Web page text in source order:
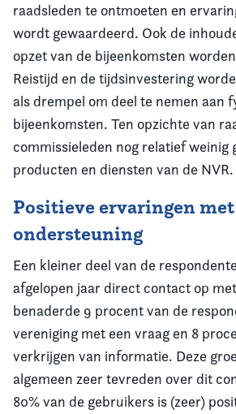
raadsleden te ontmoeten en
wordt gewaardeerd. Ook de
opzet van de bijeenkomsten
Reistijd en de tijdsinvestering
als drempel om deel te nemen aan
bijeenkomsten. Ten opzichte van
commissieleden nog relatief weinig
producten en diensten van de NVR.
Positieve ervaringen
ondersteuning
Een kleiner deel van de
afgelopen jaar direct contact op
benaderde 9 procent van de
vereniging met een vraag en 8
verkrijgen van informatie. Deze
algemeen zeer tevreden over dit
80% van de gebruikers is (zeer)